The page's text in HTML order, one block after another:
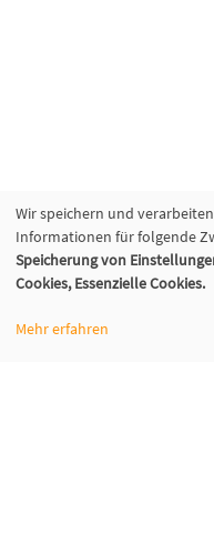
Wir speichern und
Informationen für folgende
Speicherung von
Cookies, Essenzielle Cookies.
Mehr erfahren